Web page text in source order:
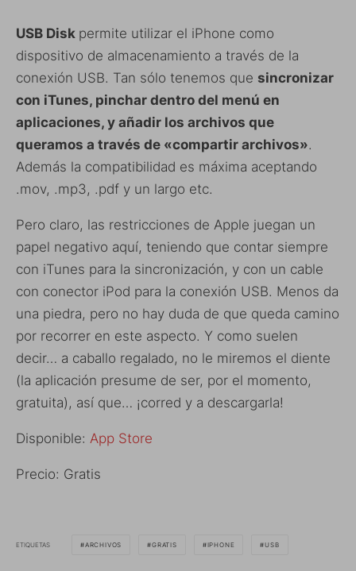
USB Disk permite utilizar el iPhone como
dispositivo de almacenamiento a través de la
conexión USB. Tan sólo tenemos que sincronizar
con iTunes, pinchar dentro del menú en
aplicaciones, y añadir los archivos que
queramos a través de «compartir archivos».
Además la compatibilidad es máxima aceptando
.mov, .mp3, .pdf y un largo etc.
Pero claro, las restricciones de Apple juegan un
papel negativo aquí, teniendo que contar siempre
con iTunes para la sincronización, y con un cable
con conector iPod para la conexión USB. Menos da
una piedra, pero no hay duda de que queda camino
por recorrer en este aspecto. Y como suelen
decir… a caballo regalado, no le miremos el diente
(la aplicación presume de ser, por el momento,
gratuita), así que… ¡corred y a descargarla!
Disponible: App Store
Precio: Gratis
ETIQUETAS ARCHIVOS GRATIS IPHONE USB